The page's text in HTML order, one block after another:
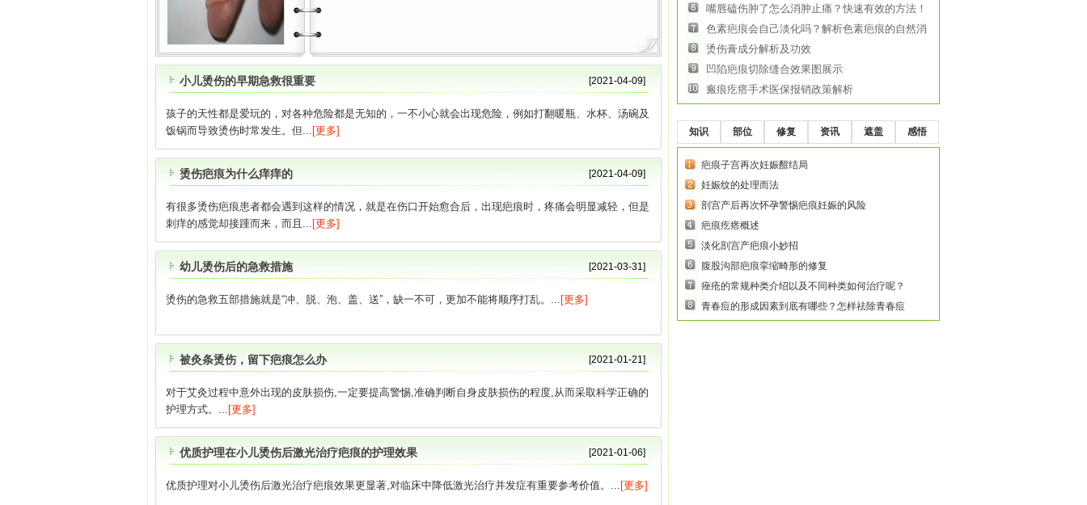
小儿烫伤的早期急救很重要 [2021-04-09]
孩子的天性都是爱玩的，对各种危险都是无知的，一不小心就会出现危险，例如打翻暖瓶、水杯、汤碗及
饭锅而导致烫伤时常发生。但... [更多]
烫伤疤痕为什么痒痒的 [2021-04-09]
有很多烫伤疤痕患者都会遇到这样的情况，就是在伤口开始愈合后，出现疤痕时，疼痛会明显减轻，但是
刺痒的感觉却接踵而来，而且... [更多]
幼儿烫伤后的急救措施 [2021-03-31]
烫伤的急救五部措施就是“冲、脱、泡、盖、送”，缺一不可，更加不能将顺序打乱。... [更多]
被灸条烫伤，留下疤痕怎么办 [2021-01-21]
对于艾灸过程中意外出现的皮肤损伤,一定要提高警惕,准确判断自身皮肤损伤的程度,从而采取科学正确的
护理方式。... [更多]
优质护理在小儿烫伤后激光治疗疤痕的护理效果 [2021-01-06]
优质护理对小儿烫伤后激光治疗疤痕效果更显著,对临床中降低激光治疗并发症有重要参考价值。... [更多]
嘴唇磕伤肿了怎么消肿止痛？快速有效的方法！
色素疤痕会自己淡化吗？解析色素疤痕的自然消
烫伤膏成分解析及功效
凹陷疤痕切除缝合效果图展示
瘢痕疙瘩手术医保报销政策解析
知识 部位 修复 资讯 遮盖 感悟
疤痕子宫再次妊娠酣结局
妊娠纹的处理而法
剖宫产后再次怀孕警惕疤痕妊娠的风险
疤痕疙瘩概述
淡化剖宫产疤痕小妙招
腹股沟部疤痕挛缩畸形的修复
痤疮的常规种类介绍以及不同种类如何治疗呢？
青春痘的形成因素到底有哪些？怎样祛除青春痘